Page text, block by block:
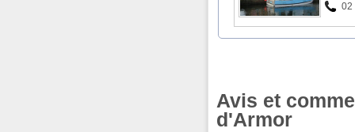
02
Avis et
d'Armor